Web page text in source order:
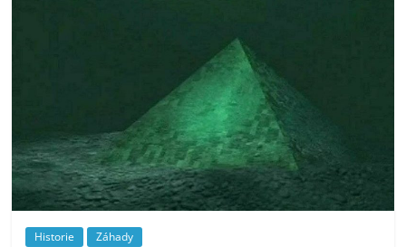
Historie Záhady